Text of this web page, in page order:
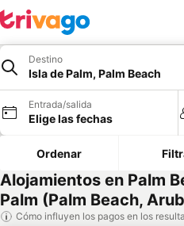
Destino
Isla de Palm, Palm Beach
Entrada/salida
Elige las fechas
Ordenar
Alojamientos en Palm
Palm (Palm Beach,
Cómo influyen los pagos en los